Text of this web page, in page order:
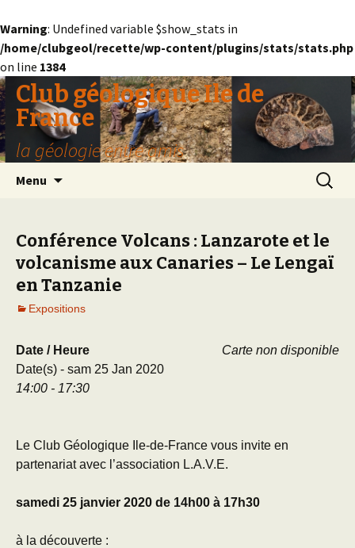
Warning: Undefined variable $show_stats in
/home/clubgeol/recette/wp-content/plugins/stats/stats.php
on line 1384
Club géologique Ile de
France
la géologie entre amis
Menu
Conférence Volcans : Lanzarote et le
volcanisme aux Canaries – Le Lengaï
en Tanzanie
Expositions
Carte non disponible
Date / Heure
Date(s) - sam 25 Jan 2020
14:00 - 17:30
Le Club Géologique Ile-de-France vous invite en
partenariat avec l’association L.A.V.E.
samedi 25 janvier 2020 de 14h00 à 17h30
à la découverte :